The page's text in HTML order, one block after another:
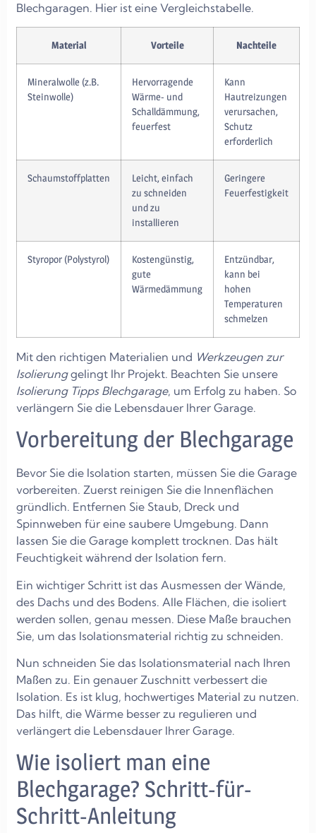
Blechgaragen. Hier ist eine Vergleichstabelle.
Material Vorteile Nachteile
Mineralwolle (z.B.
Steinwolle)
Hervorragende
Wärme- und
Schalldämmung,
feuerfest
Kann
Hautreizungen
verursachen,
Schutz
erforderlich
Schaumstoffplatten
Leicht, einfach
zu schneiden
und zu
installieren
Geringere
Feuerfestigkeit
Styropor (Polystyrol)
Kostengünstig,
gute
Wärmedämmung
Entzündbar,
kann bei
hohen
Temperaturen
schmelzen
Mit den richtigen Materialien und Werkzeugen zur
Isolierunggelingt Ihr Projekt. Beachten Sie unsere
Isolierung Tipps Blechgarage, um Erfolg zu haben. So
verlängern Sie die Lebensdauer Ihrer Garage.
Vorbereitung der Blechgarage
Bevor Sie die Isolation starten, müssen Sie die Garage
vorbereiten. Zuerst reinigen Sie die Innenflächen
gründlich. Entfernen Sie Staub, Dreck und
Spinnweben für eine saubere Umgebung. Dann
lassen Sie die Garage komplett trocknen. Das hält
Feuchtigkeit während der Isolation fern.
Ein wichtiger Schritt ist das Ausmessen der Wände,
des Dachs und des Bodens. Alle Flächen, die isoliert
werden sollen, genau messen. Diese Maße brauchen
Sie, um das Isolationsmaterial richtig zu schneiden.
Nun schneiden Sie das Isolationsmaterial nach Ihren
Maßen zu. Ein genauer Zuschnitt verbessert die
Isolation. Es ist klug, hochwertiges Material zu nutzen.
Das hilft, die Wärme besser zu regulieren und
verlängert die Lebensdauer Ihrer Garage.
Wie isoliert man eine
Blechgarage? Schritt-für-
Schritt-Anleitung